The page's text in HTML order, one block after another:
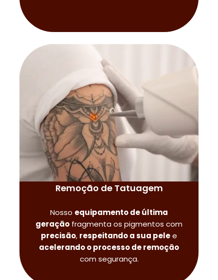
Remoção de Tatuagem
Nosso equipamento de última
geração fragmenta os pigmentos com
precisão, respeitando a sua pelee
acelerando o processo de remoção
com segurança.